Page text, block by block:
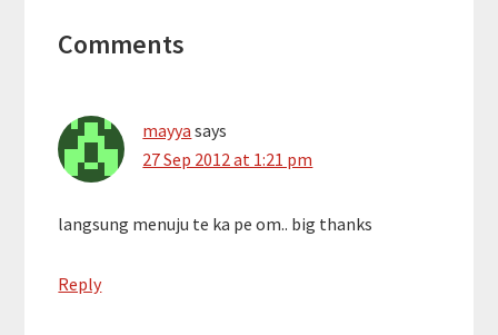
Interactions
Comments
mayya says
27 Sep 2012 at 1:21 pm
langsung menuju te ka pe om.. big thanks
Reply